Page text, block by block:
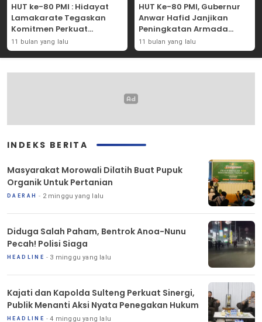
HUT ke-80 PMI : Hidayat
Lamakarate Tegaskan
Komitmen Perkuat
Solidaritas Kemanusiaan
11 bulan yang lalu
HUT Ke-80 PMI, Gubernur
Anwar Hafid Janjikan
Peningkatan Armada
Mobil Donor Darah
11 bulan yang lalu
INDEKS BERITA
Masyarakat Morowali Dilatih Buat Pupuk
Organik Untuk Pertanian
DAERAH 2 minggu yang lalu
Diduga Salah Paham, Bentrok Anoa-Nunu
Pecah! Polisi Siaga
HEADLINE 3 minggu yang lalu
Kajati dan Kapolda Sulteng Perkuat Sinergi,
Publik Menanti Aksi Nyata Penegakan Hukum
HEADLINE 4 minggu yang lalu